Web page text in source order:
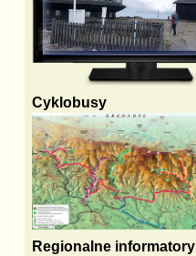
Cyklobusy
Regionalne informatory